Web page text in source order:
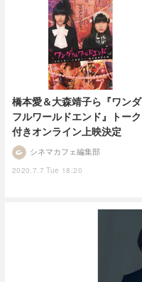
橋本愛＆大森靖子ら『ワンダ
フルワールドエンド』トーク
付きオンライン上映決定
2020.7.7 Tue 18:20
シネマカフェ編集部